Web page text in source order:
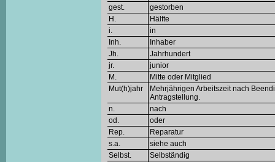
gest.
gestorben
H.
Hälfte
i.
in
Inh.
Inhaber
Jh.
Jahrhundert
jr.
junior
M.
Mitte oder Mitglied
Mut(h)jahr
Mehrjährigen Arbeitszeit nach
Antragstellung.
n.
nach
od.
oder
Rep.
Reparatur
s.a.
siehe auch
Selbst.
Selbständig